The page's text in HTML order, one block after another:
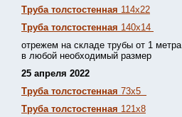
Труба толстостенная 114х22
Труба толстостенная 140х14
отрежем на складе трубы от 1 метра
в любой необходимый размер
25 апреля 2022
Труба толстостенная 73х5
Труба толстостенная 121х8